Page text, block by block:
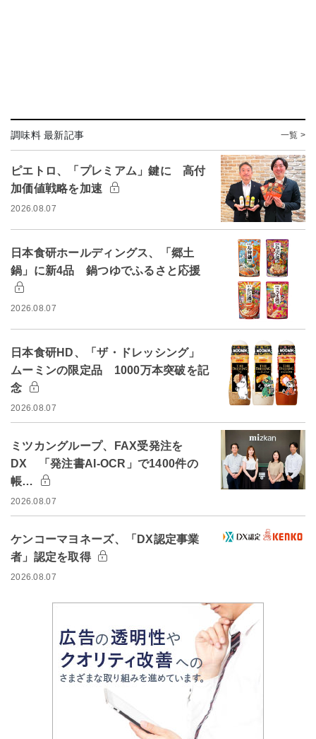
調味料 最新記事 一覧 >
ピエトロ、「プレミアム」鍵に 高付
加価値戦略を加速
2026.08.07
日本食研ホールディングス、「郷土
鍋」に新4品 鍋つゆでふるさと応援
2026.08.07
日本食研HD、「ザ・ドレッシング」
ムーミンの限定品 1000万本突破を記
念
2026.08.07
ミツカングループ、FAX受発注を
DX 「発注書AI-OCR」で1400件の
帳…
2026.08.07
ケンコーマヨネーズ、「DX認定事業
者」認定を取得
2026.08.07